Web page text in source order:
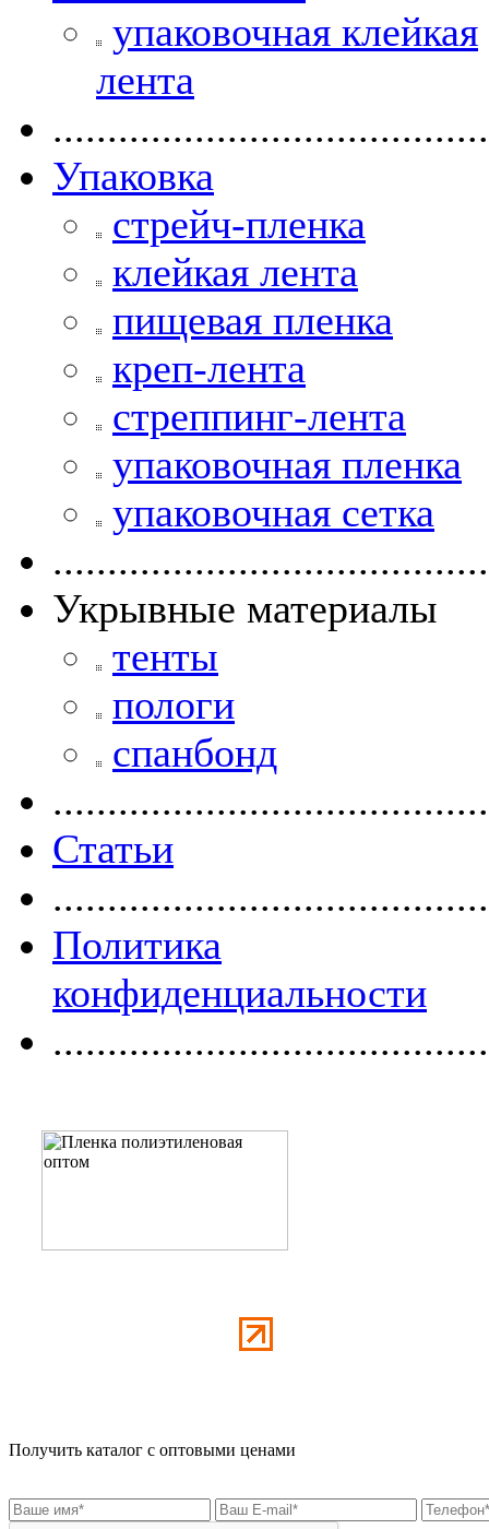
упаковочная клейкая
лента
Упаковка
стрейч-пленка
клейкая лента
пищевая пленка
креп-лента
стреппинг-лента
упаковочная пленка
упаковочная сетка
Укрывные материалы
тенты
пологи
спанбонд
Статьи
Политика
конфиденциальности
Получить каталог с оптовыми ценами